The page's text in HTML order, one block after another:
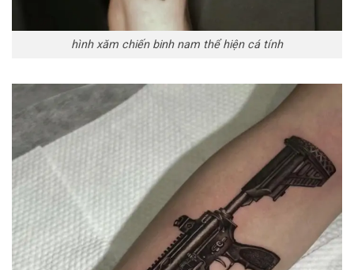
hình xăm chiến binh nam thể hiện cá tính